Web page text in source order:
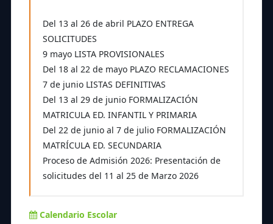
Del 13 al 26 de abril PLAZO ENTREGA
SOLICITUDES
9 mayo LISTA PROVISIONALES
Del 18 al 22 de mayo PLAZO RECLAMACIONES
7 de junio LISTAS DEFINITIVAS
Del 13 al 29 de junio FORMALIZACIÓN
MATRICULA ED. INFANTIL Y PRIMARIA
Del 22 de junio al 7 de julio FORMALIZACIÓN
MATRÍCULA ED. SECUNDARIA
Proceso de Admisión 2026: Presentación de
solicitudes del 11 al 25 de Marzo 2026
Calendario Escolar